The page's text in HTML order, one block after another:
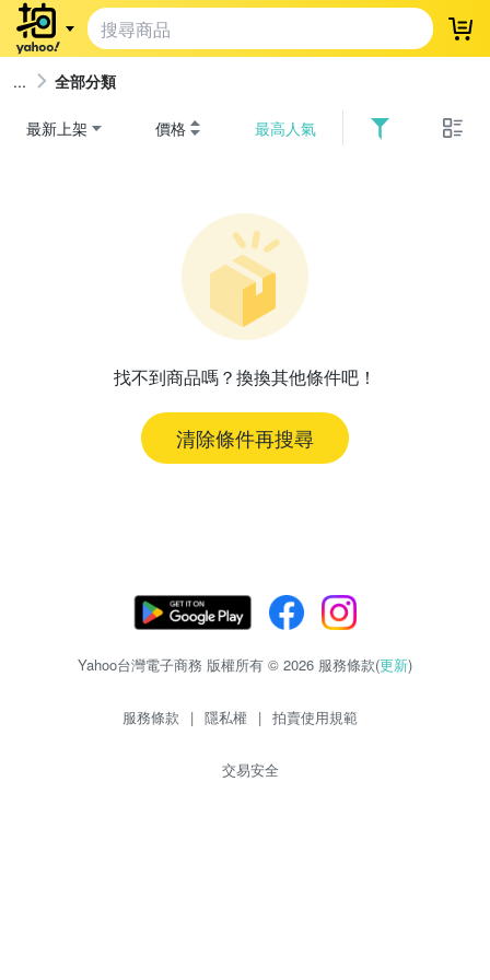
登
全部分類
最新上架 價格 最高人氣
找不到商品嗎？換換其他條件吧！
清除條件再搜尋
Yahoo台灣電子商務 版權所有 © 2026 服務條款(更新)
服務條款 | 隱私權 | 拍賣使用規範
交易安全